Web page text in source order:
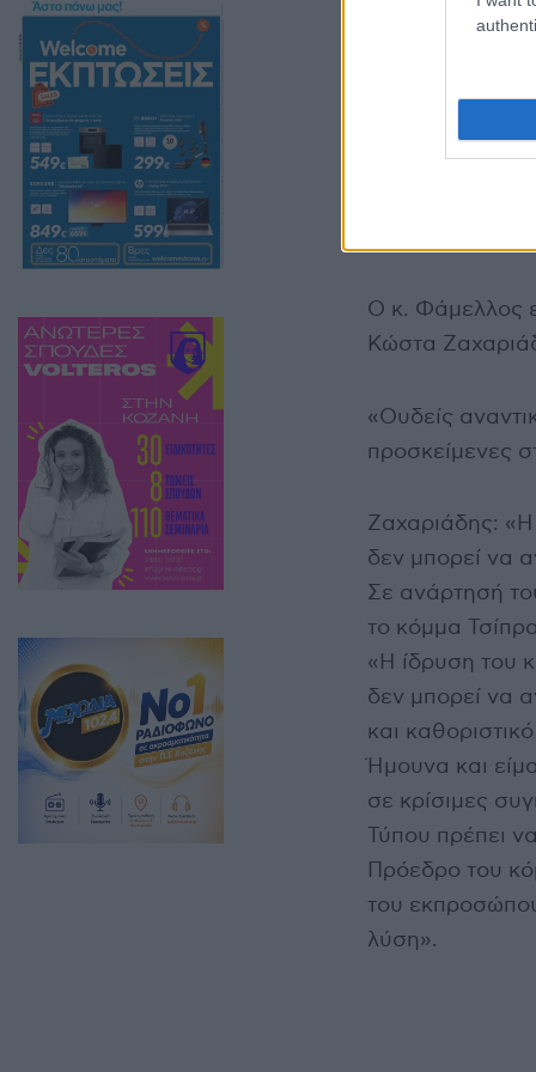
Ο κ. Φάμελλος
Κώστα
«Ουδείς
προσκείμενες
Ζαχαριάδης:
δεν μπορεί να
Σε ανάρτησή
το κόμμα
«Η ίδρυση του
δεν μπορεί να
και
Ήμουνα και
σε κρίσιμες
Τύπου πρέπει
Πρόεδρο του
του
λύση».